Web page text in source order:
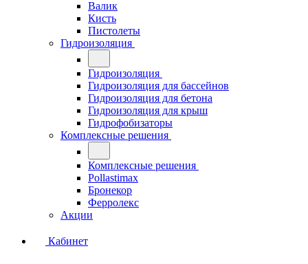
Валик
Кисть
Пистолеты
Гидроизоляция
Гидроизоляция
Гидроизоляция для бассейнов
Гидроизоляция для бетона
Гидроизоляция для крыш
Гидрофобизаторы
Комплексные решения
Комплексные решения
Pollastimax
Бронекор
Ферролекс
Акции
Кабинет